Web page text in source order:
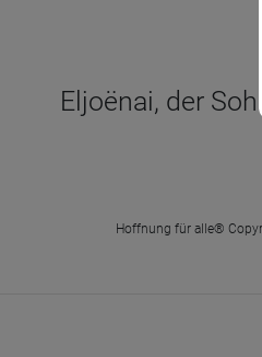
Eljoënai, der
Hoffnung für alle®